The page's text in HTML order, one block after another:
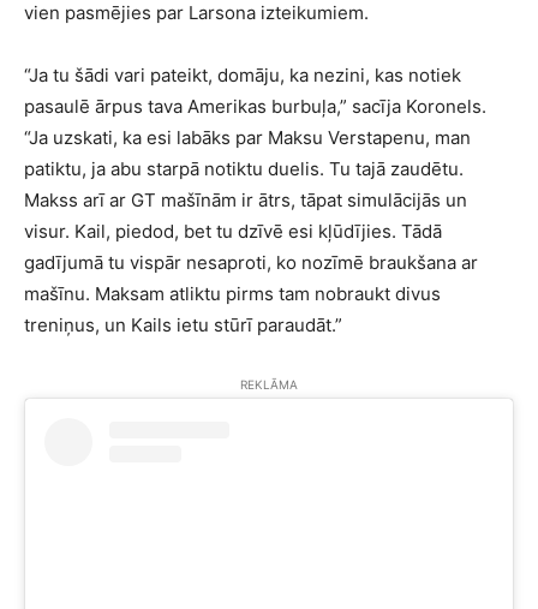
vien pasmējies par Larsona izteikumiem.
“Ja tu šādi vari pateikt, domāju, ka nezini, kas notiek
pasaulē ārpus tava Amerikas burbuļa,” sacīja Koronels.
“Ja uzskati, ka esi labāks par Maksu Verstapenu, man
patiktu, ja abu starpā notiktu duelis. Tu tajā zaudētu.
Makss arī ar GT mašīnām ir ātrs, tāpat simulācijās un
visur. Kail, piedod, bet tu dzīvē esi kļūdījies. Tādā
gadījumā tu vispār nesaproti, ko nozīmē braukšana ar
mašīnu. Maksam atliktu pirms tam nobraukt divus
treniņus, un Kails ietu stūrī paraudāt.”
REKLĀMA